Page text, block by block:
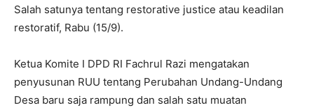
Salah satunya tentang restorative justice atau keadilan
restoratif, Rabu (15/9).
Ketua Komite I DPD RI Fachrul Razi mengatakan
penyusunan RUU tentang Perubahan Undang-Undang
Desa baru saja rampung dan salah satu muatan